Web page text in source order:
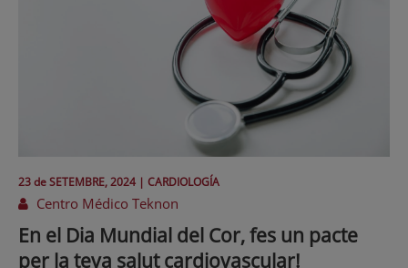
23 deSETEMBRE, 2024 | CARDIOLOGÍA
Centro Médico Teknon
En el Dia Mundial del Cor, fes un pacte
per la teva salut cardiovascular!